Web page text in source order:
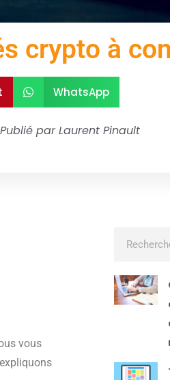
crypto à
WhatsApp
Publié parLaurent Pinault
vous